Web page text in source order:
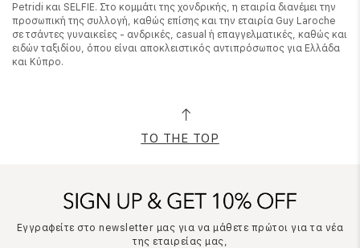
Petridi και SELFIE. Στο κομμάτι της χονδρικής, η εταιρία διανέμει την
προσωπική της συλλογή, καθώς επίσης και την εταιρία Guy Laroche
σε τσάντες γυναικείες - ανδρικές, casual ή επαγγελματικές, καθώς και
ειδών ταξιδίου, όπου είναι αποκλειστικός αντιπρόσωπος για Ελλάδα
και Κύπρο.
TO THE TOP
Εγγραφείτε στο newsletter μας για να μάθετε πρώτοι για τα νέα
της εταιρείας μας,